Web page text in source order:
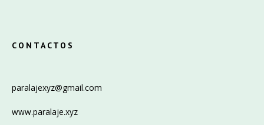
CONTACTOS
paralajexyz@gmail.com
www.paralaje.xyz